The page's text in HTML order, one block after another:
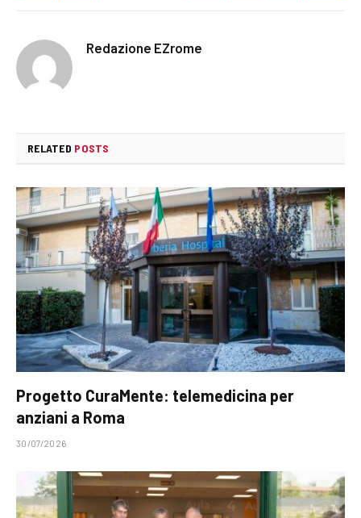
Redazione EZrome
RELATED POSTS
Progetto CuraMente: telemedicina per
anziani a Roma
30/07/2026